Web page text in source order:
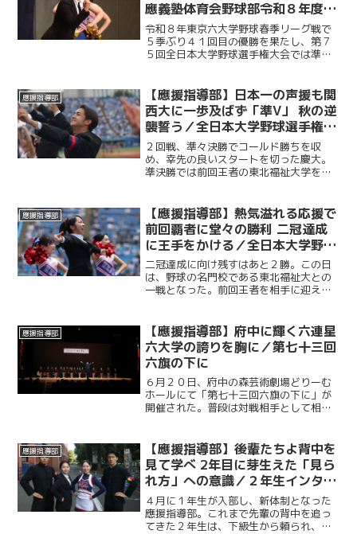
應義塾体育会野球部令和８年度東
京六大学野球春季リーグ戦優勝
祝賀会～後編～
令和８年東京六大学野球春季リーグ戦で
５季ぶり４１回目の優勝を果たし、第７
５回全日本大学野球選手権大会では準優
人が集まり、選手たちの健闘をたたえ
た。後編では應援指導部が野...
應援指導部
【應援指導部】日本一の声援も関
西大に一歩及ばず「準V」 秋の逆
襲誓う／全日本大学野球選手権大
会決勝 対関西大学戦
２回戦、準々決勝でコールド勝ちを収
め、幸先の良いスタートを切った慶大。
準決勝では前回王者の東北福祉大学を制
むこの日、応援席には多くの観客が集ま
り、熱い声援を送った。
應援指導部
【應援指導部】熱気溢れる応援で
前回覇者に堂々の勝利 二冠達成
に王手をかける／全日本大学野球
選手権準決勝 対東北福祉大学戦
二冠達成に向け残すはあと２勝。この日
は、野球の名門校である東北福祉大との
一戦となった。前回王者を相手に迎えた
の最後まで勝敗の行方がわからない展開
に、スタンドからは途切れ...
應援指導部
【應援指導部】府中に輝く六連星
六大学の誇りを胸に／第七十三回
六旗の下に
６月２０日、府中の森芸術劇場どりーむ
ホールにて「第七十三回六旗の下に」が
開催された。普段は対戦相手として相対
ジを披露する年に一度の行事である。東
京六大学が築き上げてきた...
應援指導部
【應援指導部】後輩たちよ背中を
見て学べ 2年目に芽生えた「見ら
れ方」への意識／２年生インタビ
ュー
４月に１年生が入部し、新体制となった
應援指導部。これまで先輩の背中を追っ
てきた２年生は、下級生から頼られ、